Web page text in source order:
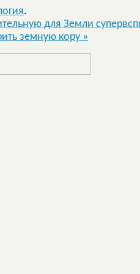
.
для Земли
земную кору »